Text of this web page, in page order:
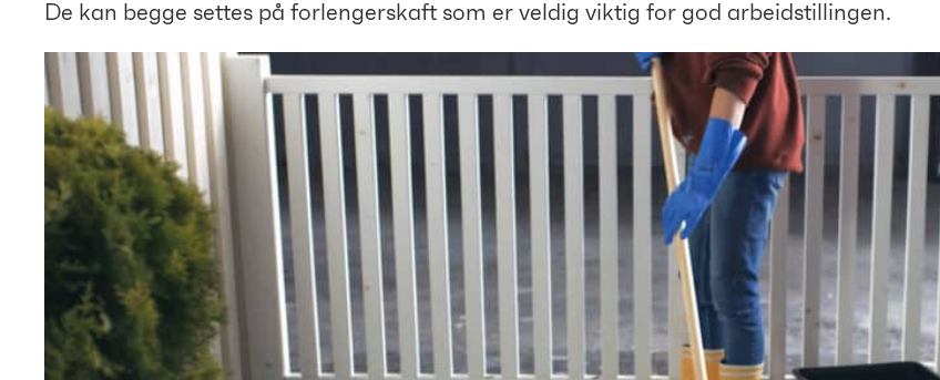
De kan begge settes på forlengerskaft som er veldig viktig for god arbeidstillingen.